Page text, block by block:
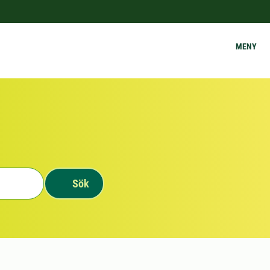
MENY
Sök